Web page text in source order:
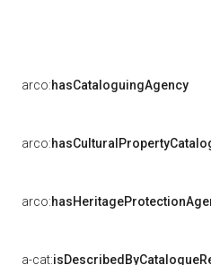
arco:hasCataloguingAgency
arco:
arco:
a-cat: